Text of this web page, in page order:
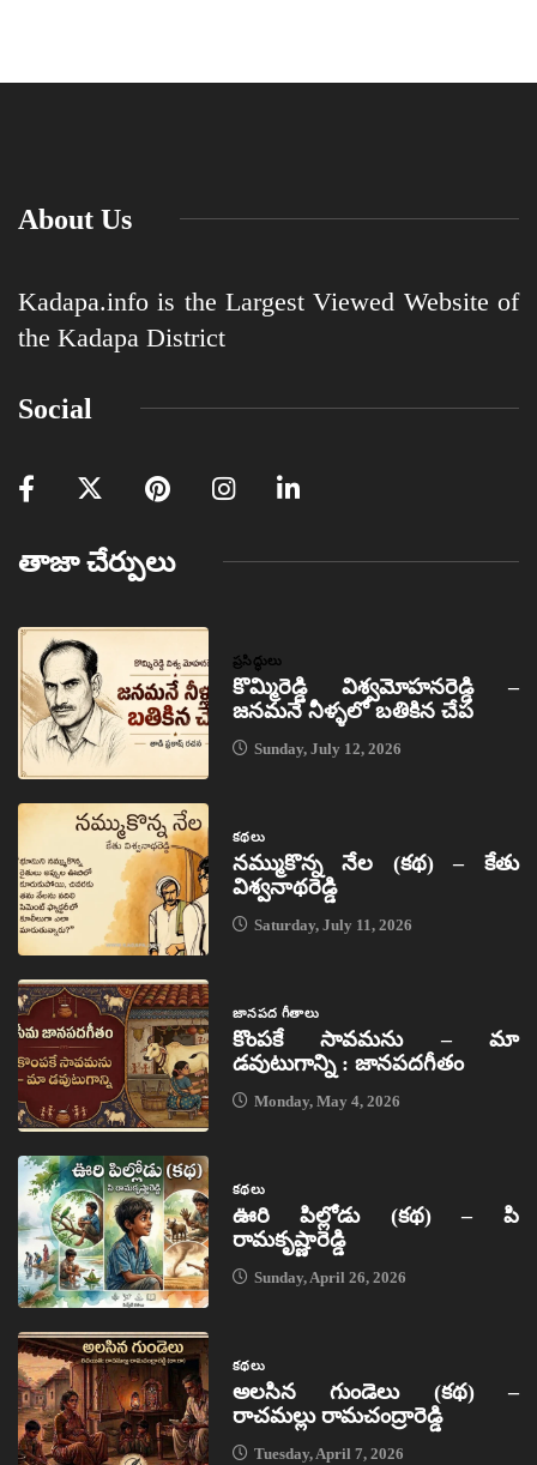
About Us
Kadapa.info is the Largest Viewed Website of
the Kadapa District
Social
తాజా చేర్పులు
ప్రసిద్ధులు
కొమ్మిరెడ్డి విశ్వమోహనరెడ్డి –
జనమనే నీళ్ళలో బతికిన చేప
Sunday, July 12, 2026
కథలు
నమ్ముకొన్న నేల (కథ) – కేతు
విశ్వనాథరెడ్డి
Saturday, July 11, 2026
జానపద గీతాలు
కొంపకే సావమను – మా
డవుటుగాన్ని : జానపదగీతం
Monday, May 4, 2026
కథలు
ఊరి పిల్లోడు (కథ) – పి
రామకృష్ణారెడ్డి
Sunday, April 26, 2026
కథలు
అలసిన గుండెలు (కథ) –
రాచమల్లు రామచంద్రారెడ్డి
Tuesday, April 7, 2026